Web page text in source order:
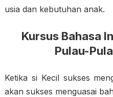
usia dan kebutuhan anak.
Kursus Bahasa
Pulau-
Ketika si Kecil sukses
akan sukses menguasai